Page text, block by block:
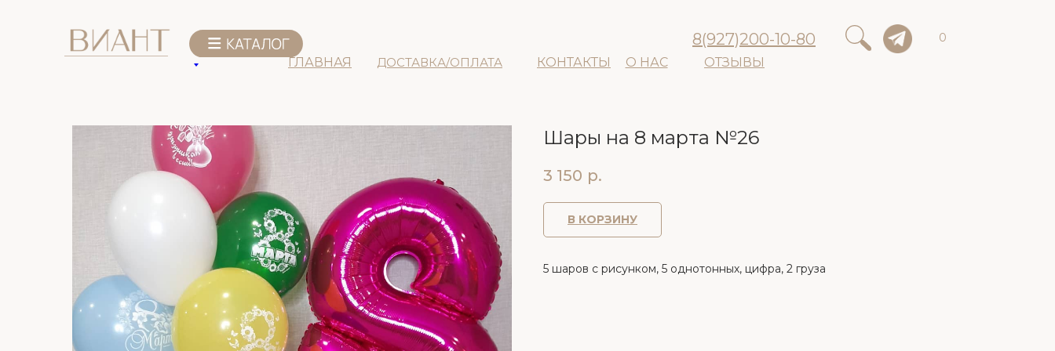
ДОСТАВКА/ОПЛАТА
ГЛАВНАЯ КОНТАКТЫ О НАС ОТЗЫВЫ
8(927)200-10-80 0
Шары на 8 марта №26
3 150 р.
В КОРЗИНУ
5 шаров с рисунком, 5 однотонных, цифра, 2 груза